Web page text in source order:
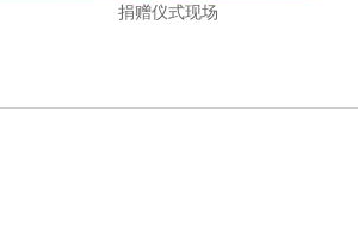
捐赠仪式现场